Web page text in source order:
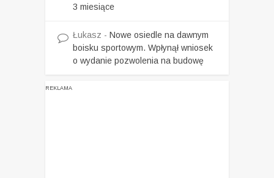
3 miesiące
Łukasz - Nowe osiedle na dawnym
boisku sportowym. Wpłynął wniosek
o wydanie pozwolenia na budowę
REKLAMA